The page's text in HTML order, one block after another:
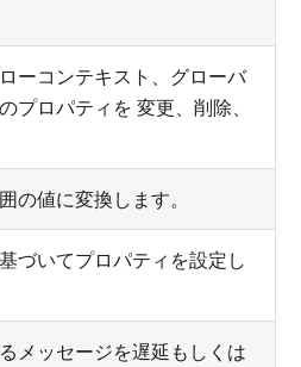
ーコンテキスト、グローバ
プロパティを 変更、削除、
の値に変換します。
づいてプロパティを設定し
メッセージを遅延もしくは